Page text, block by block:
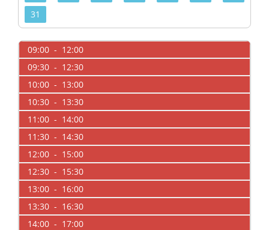
31
09:00 - 12:00
09:30 - 12:30
10:00 - 13:00
10:30 - 13:30
11:00 - 14:00
11:30 - 14:30
12:00 - 15:00
12:30 - 15:30
13:00 - 16:00
13:30 - 16:30
14:00 - 17:00